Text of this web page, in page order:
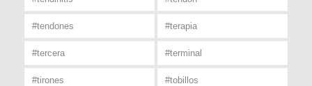
#tendones #terapia
#tercera #terminal
#tirones #tobillos